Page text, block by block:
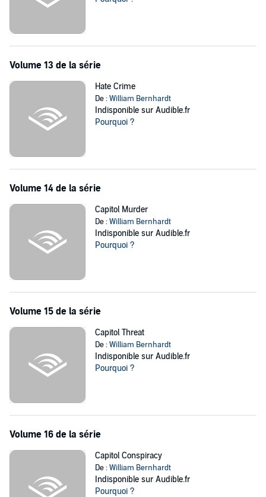
Volume 13 de la série
Hate Crime
De :William Bernhardt
Indisponible sur Audible.fr
Pourquoi ?
Volume 14 de la série
Capitol Murder
De :William Bernhardt
Indisponible sur Audible.fr
Pourquoi ?
Volume 15 de la série
Capitol Threat
De :William Bernhardt
Indisponible sur Audible.fr
Pourquoi ?
Volume 16 de la série
Capitol Conspiracy
De :William Bernhardt
Indisponible sur Audible.fr
Pourquoi ?